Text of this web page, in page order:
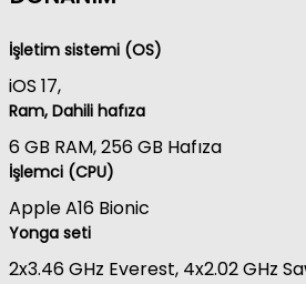
İşletim sistemi (OS)
iOS 17,
Ram, Dahili hafıza
6 GB RAM,256 GB Hafıza
İşlemci (CPU)
Apple A16 Bionic
Yonga seti
2x3.46 GHz Everest, 4x2.02 GHz